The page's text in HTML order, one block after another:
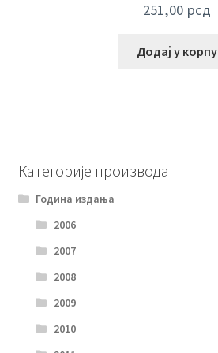
251,00 рсд
Додај у корпу
Категорије производа
Година издања
2006
2007
2008
2009
2010